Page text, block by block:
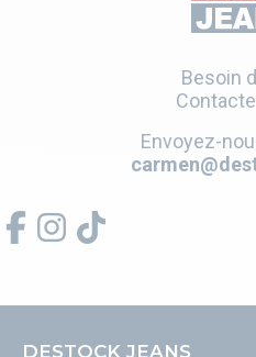
Besoin
Envoyez-
DESTOCK JEANS